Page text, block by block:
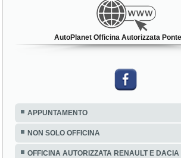
AutoPlanet Officina Autorizzata
APPUNTAMENTO
NON SOLO OFFICINA
OFFICINA AUTORIZZATA RENAULT E DACIA